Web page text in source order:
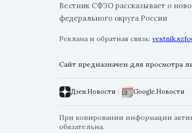
Вестник СФЗО рассказывает о
федерального округа России
Реклама и обратная связь:
Сайт предназначен для просмотра
Дзен.Новости | Google.Новости
При копировании информации
обязательна.